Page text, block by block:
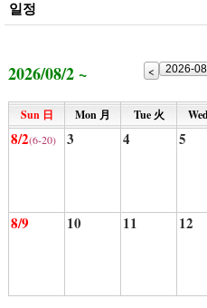
일정
2026/08/2 ~ <
Sun 日 Mon 月 Tue 火
8/2(6-20) 3 4 5
8/9 10 11 12
月 (8-3)